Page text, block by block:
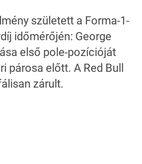
született a Forma-1-
időmérőjén: George
első pole-pozícióját
párosa előtt. A Red Bull
zárult.